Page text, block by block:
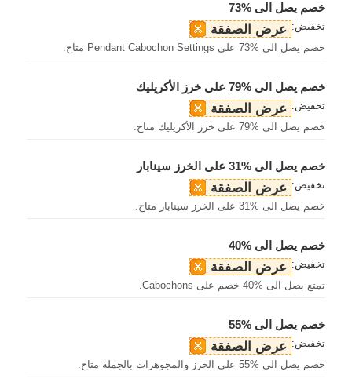
خصم يصل الى %73
تخفيض: عرض الصفقة
خصم يصل الى %73 على Pendant Cabochon Settings متاح.
خصم يصل الى %79 على خرز الأكريليك
تخفيض: عرض الصفقة
خصم يصل الى %79 على خرز الأكريليك متاح.
خصم يصل الى %31 على الخرز سينابار
تخفيض: عرض الصفقة
خصم يصل الى %31 على الخرز سينابار متاح.
خصم يصل الى %40
تخفيض: عرض الصفقة
تمتع يصل الى %40 خصم على Cabochons.
خصم يصل الى %55
تخفيض: عرض الصفقة
خصم يصل الى %55 على الخرز والمجوهرات بالجملة متاح.